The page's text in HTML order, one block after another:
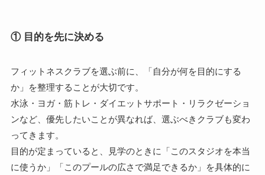
① 目的を先に決める
フィットネスクラブを選ぶ前に、「自分が何を目的にする
か」を整理することが大切です。
水泳・ヨガ・筋トレ・ダイエットサポート・リラクゼーショ
ンなど、優先したいことが異なれば、選ぶべきクラブも変わ
ってきます。
目的が定まっていると、見学のときに「このスタジオを本当
に使うか」「このプールの広さで満足できるか」を具体的に